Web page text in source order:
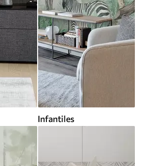
Infantiles